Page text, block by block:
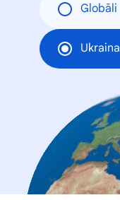
Globāli
Ukraina